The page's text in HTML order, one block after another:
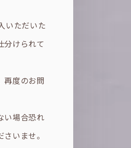
いただいた
分けられて
再度のお問
い場合恐れ
いませ。